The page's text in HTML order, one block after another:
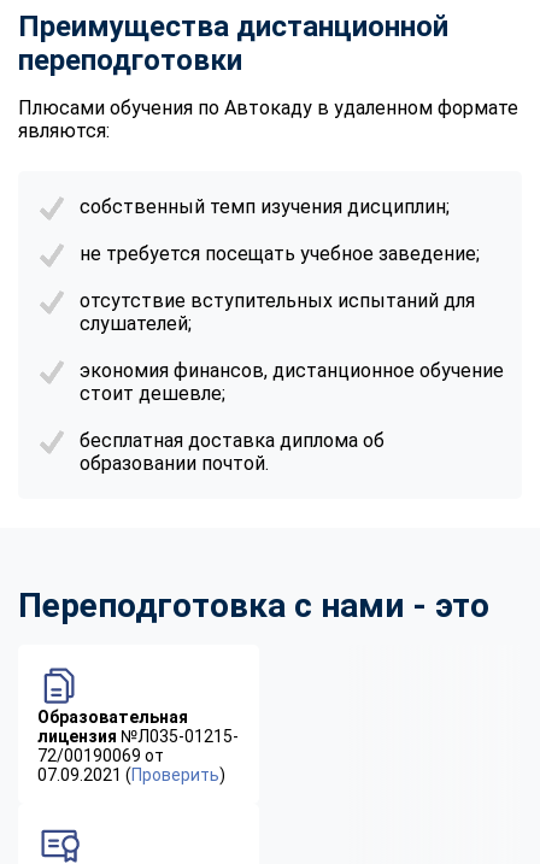
Преимущества дистанционной
переподготовки
Плюсами обучения по Автокаду в удаленном формате
являются:
собственный темп изучения дисциплин;
не требуется посещать учебное заведение;
отсутствие вступительных испытаний для
слушателей;
экономия финансов, дистанционное обучение
стоит дешевле;
бесплатная доставка диплома об
образовании почтой.
Переподготовка с нами - это
Образовательная
лицензия №Л035-01215-
72/00190069 от
07.09.2021 (Проверить)